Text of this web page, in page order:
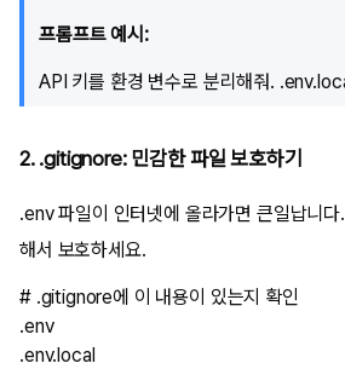
프롬프트 예시:
2. .gitignore: 민감한 파일 보호하기
.env파일이 인터넷에 올라가면 큰일납니다.
해서 보호하세요.
# .gitignore에 이 내용이 있는지 확인
.env
.env.local